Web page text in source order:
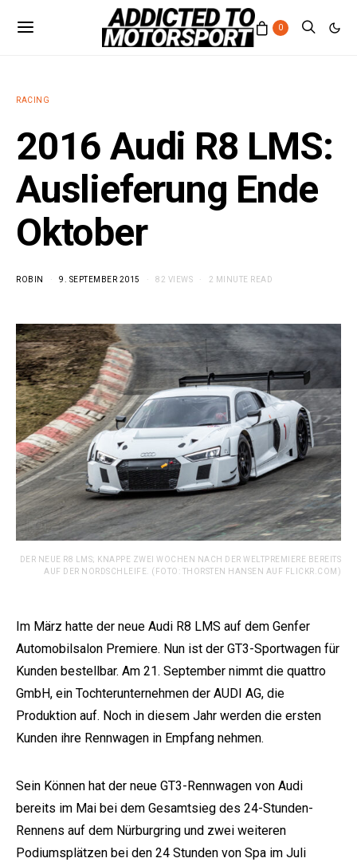
0
RACING
2016 Audi R8 LMS:
Auslieferung Ende
Oktober
ROBIN 9. SEPTEMBER 2015 82 VIEWS 2 MINUTE READ
DER NEUE R8 LMS; KNAPPE ZWEI WOCHEN NACH DER WELTPREMIERE BEREITS
AUF DER NORDSCHLEIFE. (FOTO: THORSTEN HANSEN AUF FLICKR.COM)
Im März hatte der neue Audi R8 LMS auf dem Genfer
Automobilsalon Premiere. Nun ist der GT3-Sportwagen für
Kunden bestellbar. Am 21. September nimmt die quattro
GmbH, ein Tochterunternehmen der AUDI AG, die
Produktion auf. Noch in diesem Jahr werden die ersten
Kunden ihre Rennwagen in Empfang nehmen.
Sein Können hat der neue GT3-Rennwagen von Audi
bereits im Mai bei dem Gesamtsieg des 24-Stunden-
Rennens auf dem Nürburgring und zwei weiteren
Podiumsplätzen bei den 24 Stunden von Spa im Juli